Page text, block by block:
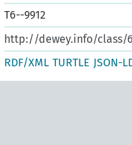
T6--9912
http://dewey.info/class/
RDF/XML TURTLE JSON-